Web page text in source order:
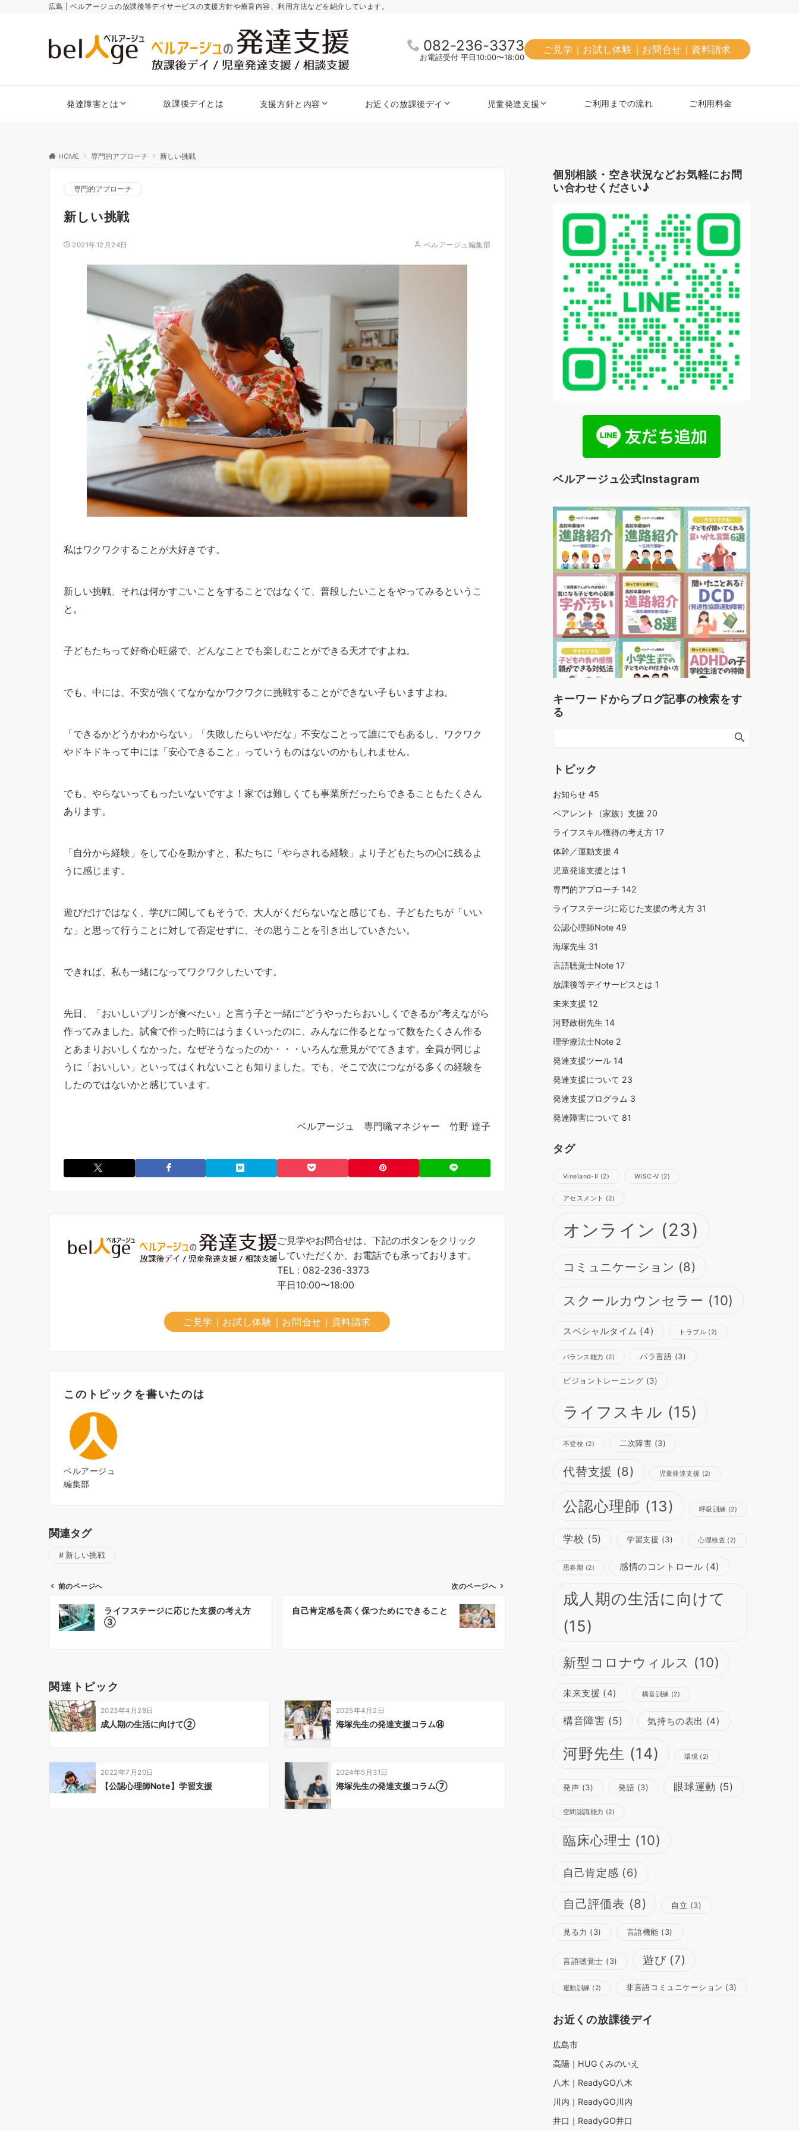
広島 | ベルアージュの放課後等デイサービスの支援方針や療育内容、利用方法などを紹介しています。
082-236-3373
お電話受付 平日10:00〜18:00
ご見学｜お試し体験｜お問合せ｜資料請求
発達障害とは 放課後デイとは 支援方針と内容 お近くの放課後デイ 児童発達支援 ご利用までの流れ ご利用料金
HOME 専門的アプローチ 新しい挑戦
専門的アプローチ
新しい挑戦
2021年12月24日 ベルアージュ編集部
私はワクワクすることが大好きです。
新しい挑戦、それは何かすごいことをすることではなくて、普段したいことをやってみるというこ
と。
子どもたちって好奇心旺盛で、どんなことでも楽しむことができる天才ですよね。
でも、中には、不安が強くてなかなかワクワクに挑戦することができない子もいますよね。
「できるかどうかわからない」「失敗したらいやだな」不安なことって誰にでもあるし、ワクワク
やドキドキって中には「安心できること」っていうものはないのかもしれません。
でも、やらないってもったいないですよ！家では難しくても事業所だったらできることもたくさん
あります。
「自分から経験」をして心を動かすと、私たちに「やらされる経験」より子どもたちの心に残るよ
うに感じます。
遊びだけではなく、学びに関してもそうで、大人がくだらないなと感じても、子どもたちが「いい
な」と思って行うことに対して否定せずに、その思うことを引き出していきたい。
できれば、私も一緒になってワクワクしたいです。
先日、「おいしいプリンが食べたい」と言う子と一緒に”どうやったらおいしくできるか”考えながら
作ってみました。試食で作った時にはうまくいったのに、みんなに作るとなって数をたくさん作る
とあまりおいしくなかった。なぜそうなったのか・・・いろんな意見がでてきます。全員が同じよ
うに「おいしい」といってはくれないことも知りました。でも、そこで次につながる多くの経験を
したのではないかと感じています。
ベルアージュ 専門職マネジャー 竹野 達子
ご見学やお問合せは、下記のボタンをクリック
していただくか、お電話でも承っております。
TEL : 082-236-3373
平日10:00〜18:00
ご見学｜お試し体験｜お問合せ｜資料請求
このトピックを書いたのは
ベルアージュ
編集部
関連タグ
新しい挑戦
投
稿
ゲ
ー
シ
ョ
ン
前のページへ
ライフステージに応じた支援の考え方
③
次のページへ
自己肯定感を高く保つためにできること
関連トピック
2023年4月28日
成人期の生活に向けて②
2025年4月2日
海塚先生の発達支援コラム⑭
2022年7月20日
【公認心理師Note】学習支援
2024年5月31日
海塚先生の発達支援コラム⑦
個別相談・空き状況などお気軽にお問
い合わせください♪
ベルアージュ公式Instagram
キーワードからブログ記事の検索をす
る
トピック
お知らせ 45
ペアレント（家族）支援 20
ライフスキル獲得の考え方 17
体幹／運動支援 4
児童発達支援とは 1
専門的アプローチ 142
ライフステージに応じた支援の考え方 31
公認心理師Note 49
海塚先生 31
言語聴覚士Note 17
放課後等デイサービスとは 1
未来支援 12
河野政樹先生 14
理学療法士Note 2
発達支援ツール 14
発達支援について 23
発達支援プログラム 3
発達障害について 81
タグ
Vineland-Ⅱ (2) WISC-Ⅴ (2)
アセスメント (2)
オンライン (23)
コミュニケーション (8)
スクールカウンセラー (10)
スペシャルタイム (4) トラブル (2)
バランス能力 (2) パラ言語 (3)
ビジョントレーニング (3)
ライフスキル (15)
不登校 (2) 二次障害 (3)
代替支援 (8) 児童発達支援 (2)
公認心理師 (13) 呼吸訓練 (2)
学校 (5) 学習支援 (3) 心理検査 (2)
思春期 (2) 感情のコントロール (4)
成人期の生活に向けて
(15)
新型コロナウィルス (10)
未来支援 (4) 構音訓練 (2)
構音障害 (5) 気持ちの表出 (4)
河野先生 (14) 環境(2)
発声 (3) 発語 (3) 眼球運動 (5)
空間認識能力 (2)
臨床心理士 (10)
自己肯定感 (6)
自己評価表 (8) 自立 (3)
見る力 (3) 言語機能 (3)
言語聴覚士 (3) 遊び(7)
運動訓練 (2) 非言語コミュニケーション (3)
お近くの放課後デイ
広島市
高陽｜HUGくみのいえ
八木｜ReadyGO八木
川内｜ReadyGO川内
井口｜ReadyGO井口